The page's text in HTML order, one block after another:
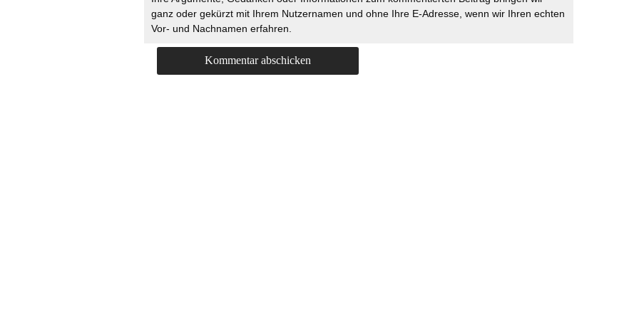
ganz oder gekürzt mit Ihrem Nutzernamen und ohne Ihre E-Adresse, wenn wir Ihren echten
Vor- und Nachnamen erfahren.